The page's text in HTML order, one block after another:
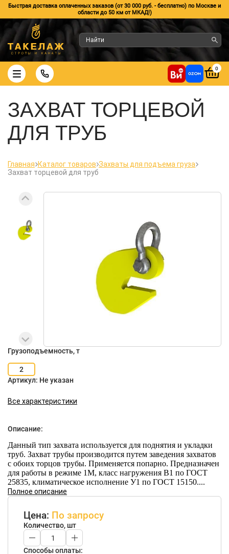
Быстрая доставка оплаченных заказов (от 30 000 руб. - бесплатно) по Москве и
области до 50 км от МКАД!)
0
ЗАХВАТ ТОРЦЕВОЙ
ДЛЯ ТРУБ
Главная Каталог товаров Захваты для подъема груза
Захват торцевой для труб
Грузоподъемность, т
2
Артикул: Не указан
Все характеристики
Описание:
Данный тип захвата используется для поднятия и укладки
труб. Захват трубы производится путем заведения захватов
с обоих торцов трубы. Применяется попарно. Предназначен
для работы в режиме 1М, класс нагружения В1 по ГОСТ
25835, климатическое исполнение У1 по ГОСТ 15150....
Полное описание
Цена: По запросу
Количество, шт
Способы оплаты: